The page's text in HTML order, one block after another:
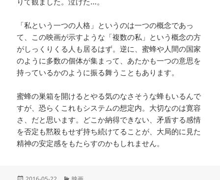
「私という一つの人格」というのは一つの概念であっ
て、この映画が示すような「複数の私」という概念の方
がしっくりくる人も居るはず。逆に、蜜蜂や人間の国家
のように多数の個体が集まって、あたかも一つの意思を
持っているかのように振る舞うこともあります。
蜜蜂の巣箱を開けるとやる気のなさそうな蜂もいるんで
すが、恐らくこれもシステムの想定内。大切なのは寛容
さ、だと思います。どこか納得できない、矛盾する感情
を否定も黙殺もせず持ち続けてることが、大局的に見た
精神の安定感をもたらすのかもしれません。
投 カ